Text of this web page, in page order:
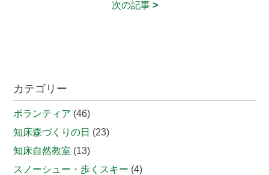
次の記事>
カテゴリー
ボランティア (46)
知床森づくりの日 (23)
知床自然教室 (13)
スノーシュー・歩くスキー (4)